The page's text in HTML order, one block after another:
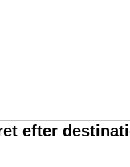
efter